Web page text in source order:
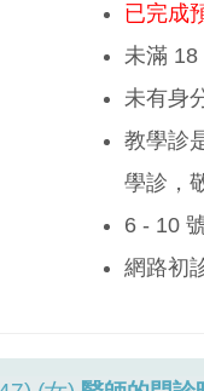
已完成
未滿 18
未有身
教學診
學診，
6 - 10
網路初